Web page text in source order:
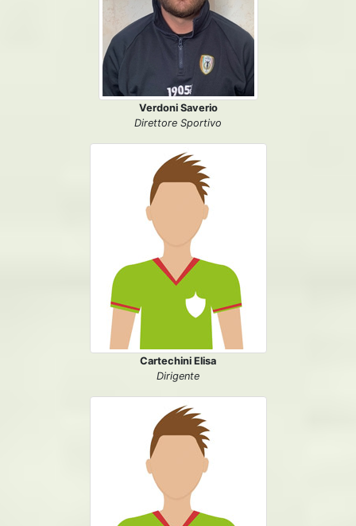
Verdoni Saverio
Direttore Sportivo
Cartechini Elisa
Dirigente